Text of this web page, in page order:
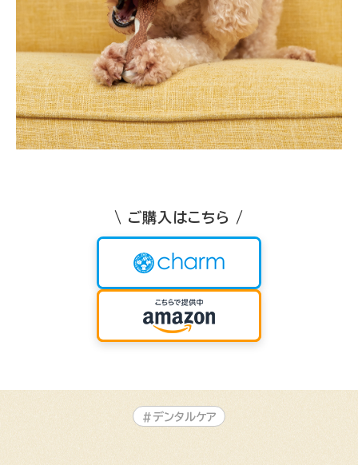
\ ご購入はこちら /
#デンタルケア